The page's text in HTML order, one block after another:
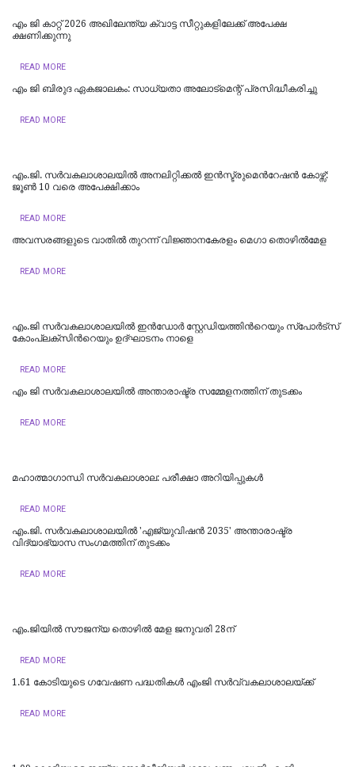
എം ജി കാറ്റ് 2026 അഖിലേന്ത്യ ക്വാട്ട സീറ്റുകളിലേക്ക് അപേക്ഷ
ക്ഷണിക്കുന്നു
READ MORE
എം ജി ബിരുദ ഏകജാലകം: സാധ്യതാ അലോട്‌മെന്റ് പ്രസിദ്ധീകരിച്ചു
READ MORE
എം.ജി. സര്‍വകലാശാലയില്‍ അനലിറ്റിക്കല്‍ ഇന്‍സ്ട്രുമെന്‍റേഷന്‍ കോഴ്സ്:
ജൂണ്‍ 10 വരെ അപേക്ഷിക്കാം
READ MORE
അവസരങ്ങളുടെ വാതില്‍ തുറന്ന് വിജ്ഞാനകേരളം മെഗാ തൊഴില്‍മേള
READ MORE
എം.ജി സർവകലാശാലയിൽ ഇൻഡോർ സ്റ്റേഡിയത്തിന്‍റെയും സ്‌പോർട്‌സ്
കോംപ്ലക്‌സിന്‍റെയും ഉദ്ഘാടനം നാളെ
READ MORE
എം ജി സർവകലാശാലയിൽ അന്താരാഷ്ട്ര സമ്മേളനത്തിന് തുടക്കം
READ MORE
മഹാത്മാഗാന്ധി സർവകലാശാല: പരീക്ഷാ അറിയിപ്പുകൾ
READ MORE
എം.ജി. സർവകലാശാലയിൽ 'എജ്യുവിഷൻ 2035' അന്താരാഷ്ട്ര
വിദ്യാഭ്യാസ സംഗമത്തിന് തുടക്കം
READ MORE
എം.ജിയില്‍ സൗജന്യ തൊഴില്‍ മേള ജനുവരി 28ന്
READ MORE
1.61 കോടിയുടെ ഗവേഷണ പദ്ധതികള്‍ എംജി സര്‍വ്വകലാശാലയ്ക്ക്
READ MORE